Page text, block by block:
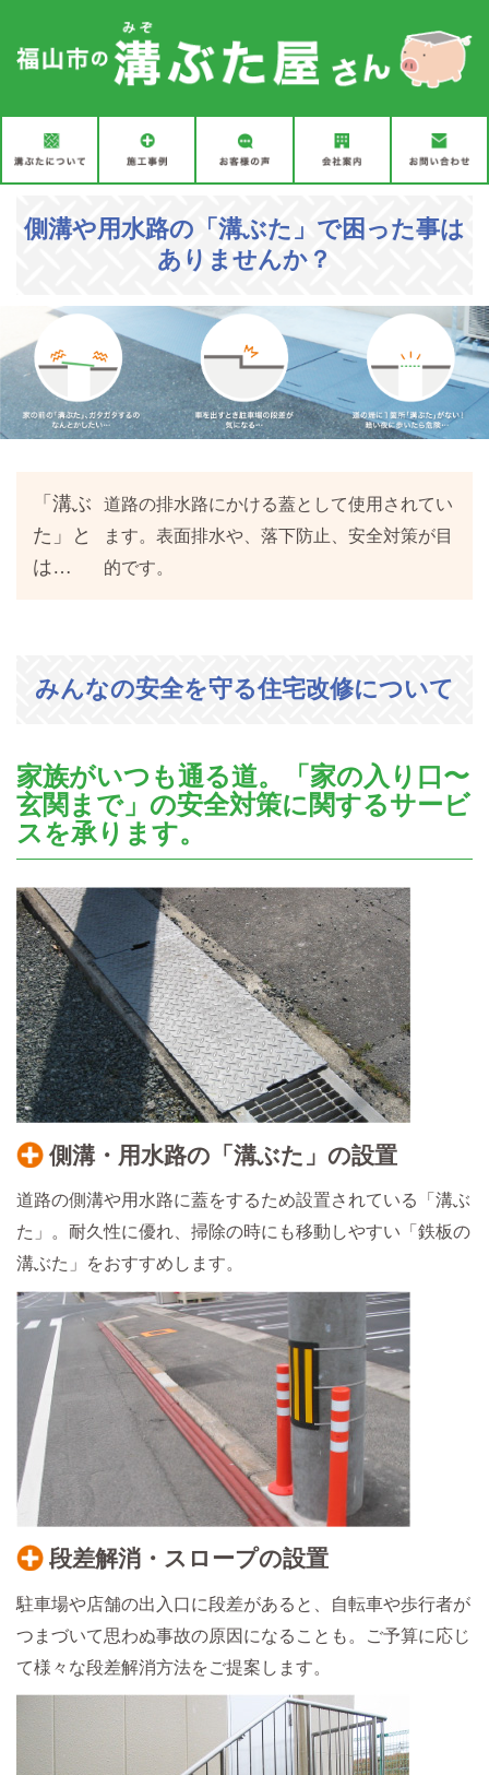
側溝や用水路の「溝ぶた」で困った事は
ありませんか？
「溝ぶ
た」と
は…
道路の排水路にかける蓋として使用されてい
ます。表面排水や、落下防止、安全対策が目
的です。
みんなの安全を守る住宅改修について
家族がいつも通る道。「家の入り口〜
玄関まで」の安全対策に関するサービ
スを承ります。
側溝・用水路の「溝ぶた」の設置
道路の側溝や用水路に蓋をするため設置されている「溝ぶ
た」。耐久性に優れ、掃除の時にも移動しやすい「鉄板の
溝ぶた」をおすすめします。
段差解消・スロープの設置
駐車場や店舗の出入口に段差があると、自転車や歩行者が
つまづいて思わぬ事故の原因になることも。ご予算に応じ
て様々な段差解消方法をご提案します。